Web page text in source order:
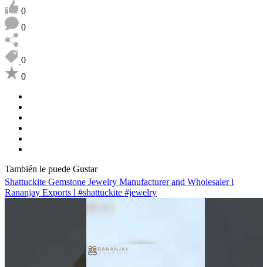
0
0
0
0
También le puede Gustar
Shattuckite Gemstone Jewelry Manufacturer and Wholesaler l
Rananjay Exports l #shattuckite #jewelry